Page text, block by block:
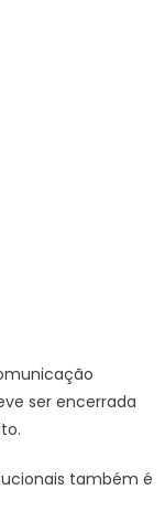
ser encerrada
também é